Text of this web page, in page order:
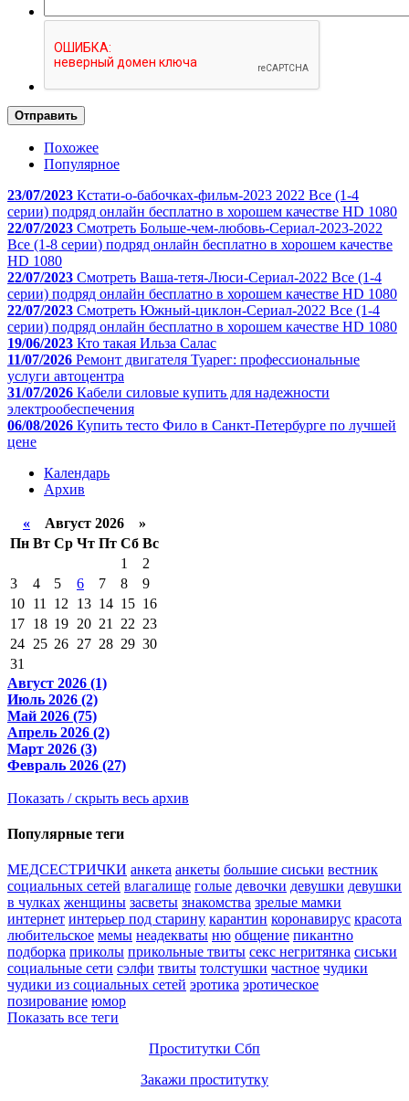
Отправить
Похожее
Популярное
23/07/2023 Кстати-о-бабочках-фильм-2023 2022 Все (1-4
серии) подряд онлайн бесплатно в хорошем качестве HD 1080
22/07/2023 Смотреть Больше-чем-любовь-Сериал-2023-2022
Все (1-8 серии) подряд онлайн бесплатно в хорошем качестве
HD 1080
22/07/2023 Смотреть Ваша-тетя-Люси-Сериал-2022 Все (1-4
серии) подряд онлайн бесплатно в хорошем качестве HD 1080
22/07/2023 Смотреть Южный-циклон-Сериал-2022 Все (1-4
серии) подряд онлайн бесплатно в хорошем качестве HD 1080
19/06/2023 Кто такая Ильза Салас
11/07/2026 Ремонт двигателя Туарег: профессиональные
услуги автоцентра
31/07/2026 Кабели силовые купить для надежности
электрообеспечения
06/08/2026 Купить тесто Фило в Санкт-Петербурге по лучшей
цене
Календарь
Архив
« Август 2026 »
Пн Вт Ср Чт Пт Сб Вс
1
2
3
4 5 6 7 8
9
10 11 12 13 14 15 16
17 18 19 20 21 22 23
24 25 26 27 28 29 30
31
Август 2026 (1)
Июль 2026 (2)
Май 2026 (75)
Апрель 2026 (2)
Март 2026 (3)
Февраль 2026 (27)
Показать / скрыть весь архив
Популярные теги
МЕДСЕСТРИЧКИ анкета анкеты большие сиськи вестник
социальных сетей влагалище голые девочки девушки девушки
в чулках женщины засветы знакомства зрелые мамки
интернет интерьер под старину карантин коронавирус красота
любительское мемы неадекваты ню общение пикантно
подборка приколы прикольные твиты секс негритянка сиськи
социальные сети сэлфи твиты толстушки частное чудики
чудики из социальных сетей эротика эротическое
позирование юмор
Показать все теги
Проститутки Сбп
Закажи проститутку